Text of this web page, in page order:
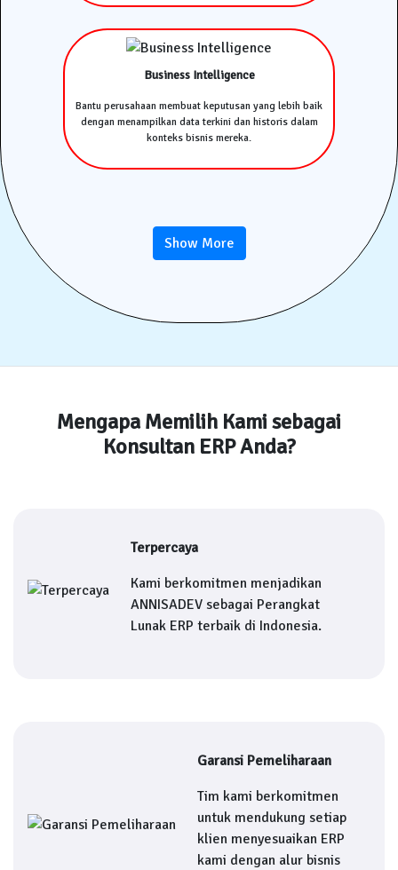
Business Intelligence
Bantu perusahaan membuat keputusan yang lebih baik
dengan menampilkan data terkini dan historis dalam
konteks bisnis mereka.
Show More
Mengapa Memilih Kami sebagai
Konsultan ERP Anda?
Terpercaya
Kami berkomitmen menjadikan
ANNISADEV sebagai Perangkat
Lunak ERP terbaik di Indonesia.
Garansi Pemeliharaan
Tim kami berkomitmen
untuk mendukung setiap
klien menyesuaikan ERP
kami dengan alur bisnis